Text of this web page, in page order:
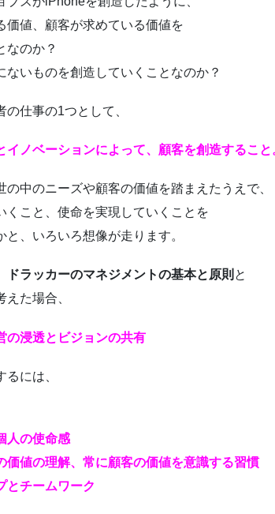
価値、顧客が求めている価値を
なのか？
ないものを創造していくことなのか？
の仕事の1つとして、
イノベーションによって、顧客を創造すること
の中のニーズや顧客の価値を踏まえたうえで、
くこと、使命を実現していくことを
と、いろいろ想像が走ります。
ドラッカーのマネジメントの基本と原則 と
た場合、
の浸透とビジョンの共有
には、
人の使命感
価値の理解、常に顧客の価値を意識する習慣
とチームワーク